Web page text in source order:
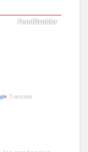
de la zona los
Translate